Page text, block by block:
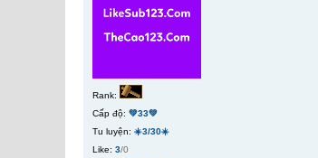
Rank:
Cấp độ: 💚33💚
Tu luyện: ☀️3/30☀️
Like: 3/0